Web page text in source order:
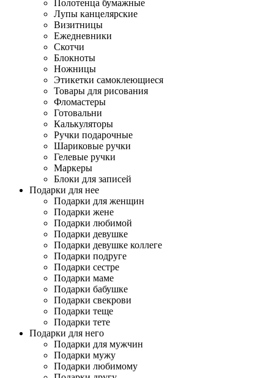
Полотенца бумажные
Лупы канцелярские
Визитницы
Ежедневники
Скотчи
Блокноты
Ножницы
Этикетки самоклеющиеся
Товары для рисования
Фломастеры
Готовальни
Калькуляторы
Ручки подарочные
Шариковые ручки
Гелевые ручки
Маркеры
Блоки для записей
Подарки для нее
Подарки для женщин
Подарки жене
Подарки любимой
Подарки девушке
Подарки девушке коллеге
Подарки подруге
Подарки сестре
Подарки маме
Подарки бабушке
Подарки свекрови
Подарки теще
Подарки тете
Подарки для него
Подарки для мужчин
Подарки мужу
Подарки любимому